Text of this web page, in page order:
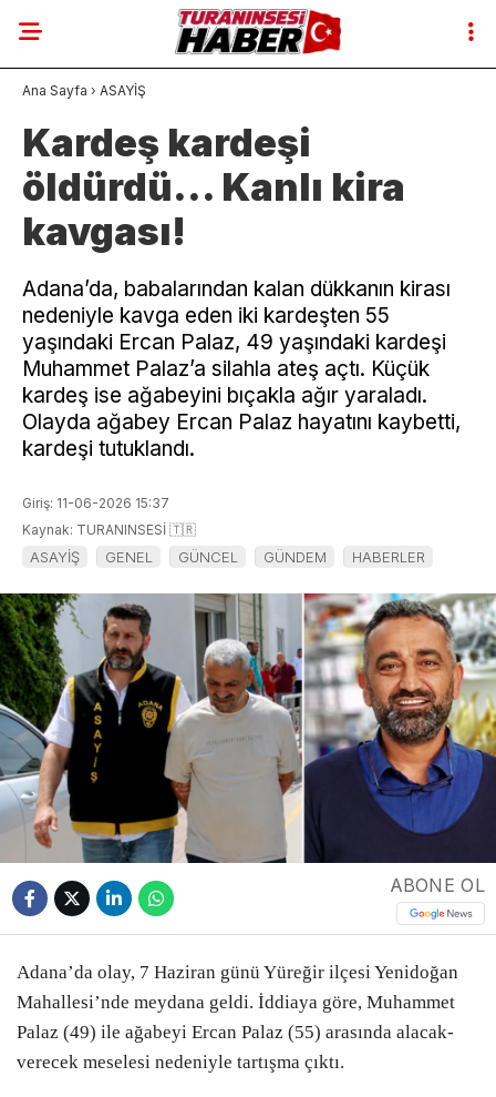
Ana Sayfa › ASAYİŞ
Kardeş kardeşi
öldürdü… Kanlı kira
kavgası!
Adana’da, babalarından kalan dükkanın kirası
nedeniyle kavga eden iki kardeşten 55
yaşındaki Ercan Palaz, 49 yaşındaki kardeşi
Muhammet Palaz’a silahla ateş açtı. Küçük
kardeş ise ağabeyini bıçakla ağır yaraladı.
Olayda ağabey Ercan Palaz hayatını kaybetti,
kardeşi tutuklandı.
Giriş: 11-06-2026 15:37
Kaynak: TURANINSESİ 🇹🇷
ASAYİŞ GENEL GÜNCEL GÜNDEM HABERLER
ABONE OL
Adana’da olay, 7 Haziran günü Yüreğir ilçesi Yenidoğan
Mahallesi’nde meydana geldi. İddiaya göre, Muhammet
Palaz (49) ile ağabeyi Ercan Palaz (55) arasında alacak-
verecek meselesi nedeniyle tartışma çıktı.